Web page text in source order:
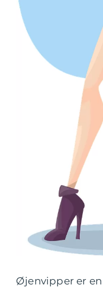
Øjenvipper er